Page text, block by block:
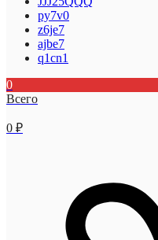
py7v0
z6je7
ajbe7
q1cn1
0
Всего
0 ₽